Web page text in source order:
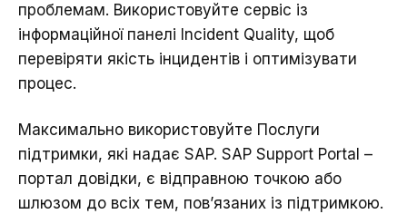
проблемам. Використовуйте сервіс із
інформаційної панелі Incident Quality, щоб
перевіряти якість інцидентів і оптимізувати
процес.
Максимально використовуйте Послуги
підтримки, які надає SAP. SAP Support Portal –
портал довідки, є відправною точкою або
шлюзом до всіх тем, пов’язаних із підтримкою.